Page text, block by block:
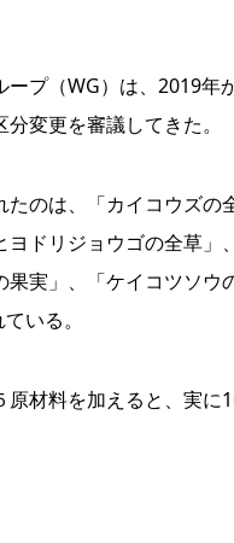
プ（WG）は、2019年
変更を審議してきた。
のは、「カイコウズの
ドリジョウゴの全草」
実」、「ケイコツソウ
いる。
材料を加えると、実に